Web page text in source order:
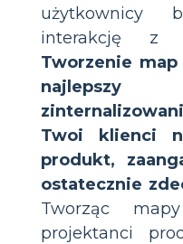
użytkownicy
interakcję z
Tworzenie
Twoi klienci
produkt,
ostatecznie
Tworząc
projektanci